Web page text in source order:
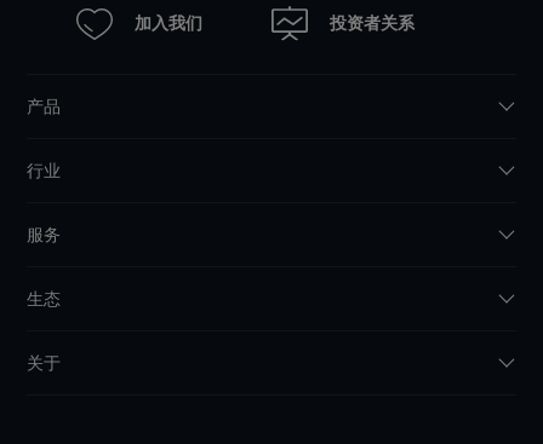
加入我们 投资者关系
产品
行业
服务
生态
关于